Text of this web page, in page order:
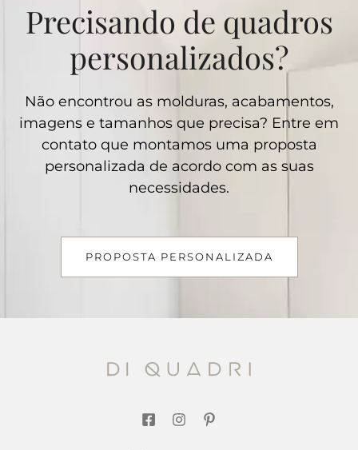
Precisando de quadros
personalizados?
Não encontrou as molduras, acabamentos,
imagens e tamanhos que precisa? Entre em
contato que montamos uma proposta
personalizada de acordo com as suas
necessidades.
PROPOSTA PERSONALIZADA